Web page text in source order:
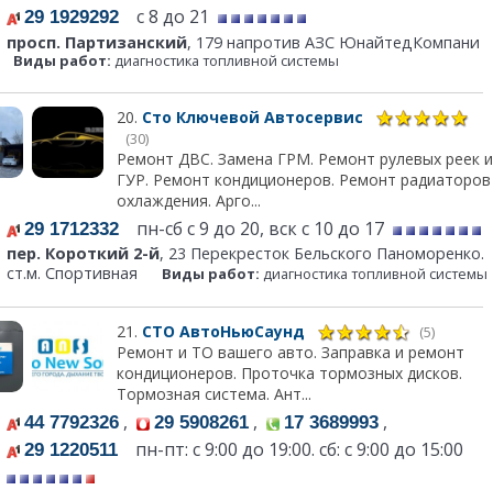
29 1929292 с 8 до 21
просп. Партизанский, 179 напротив АЗС ЮнайтедКомпани
Виды работ: диагностика топливной системы
20. Сто Ключевой Автосервис
(30)
Ремонт ДВС. Замена ГРМ. Ремонт рулевых реек и
ГУР. Ремонт кондиционеров. Ремонт радиаторов
охлаждения. Арго...
29 1712332 пн-сб с 9 до 20, вск с 10 до 17
пер. Короткий 2-й, 23 Перекресток Бельского Паноморенко.
ст.м. Спортивная
Виды работ: диагностика топливной системы
21. СТО АвтоНьюСаунд (5)
Ремонт и ТО вашего авто. Заправка и ремонт
кондиционеров. Проточка тормозных дисков.
Тормозная система. Ант...
44 7792326 , 29 5908261 , 17 3689993 ,
29 1220511 пн-пт: с 9:00 до 19:00. сб: с 9:00 до 15:00